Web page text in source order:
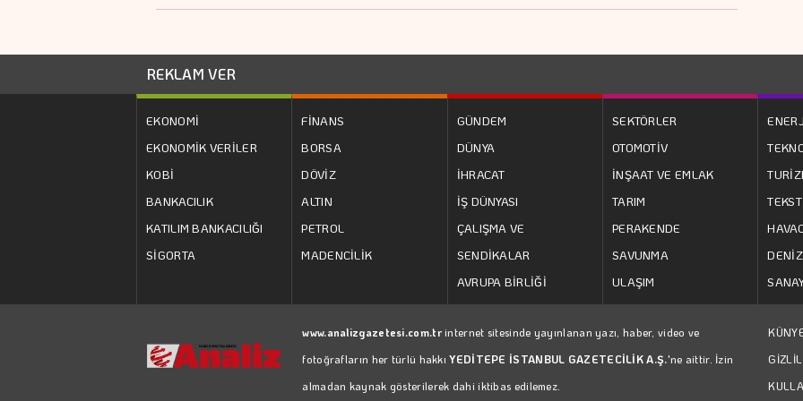
REKLAM VER
EKONOMİ
EKONOMİK VERİLER
KOBİ
BANKACILIK
KATILIM BANKACILIĞI
SİGORTA
FİNANS
BORSA
DÖVİZ
ALTIN
PETROL
MADENCİLİK
GÜNDEM
DÜNYA
İHRACAT
İŞ DÜNYASI
ÇALIŞMA VE
SENDİKALAR
AVRUPA BİRLİĞİ
SEKTÖRLER
OTOMOTİV
İNŞAAT VE EMLAK
TARIM
PERAKENDE
SAVUNMA
ULAŞIM
www.analizgazetesi.com.trinternet sitesinde yayınlanan yazı, haber, video ve
fotoğrafların her türlü hakkıYEDİTEPE İSTANBUL GAZETECİLİK A.Ş.'ne aittir. İzin
almadan kaynak gösterilerek dahi iktibas edilemez.